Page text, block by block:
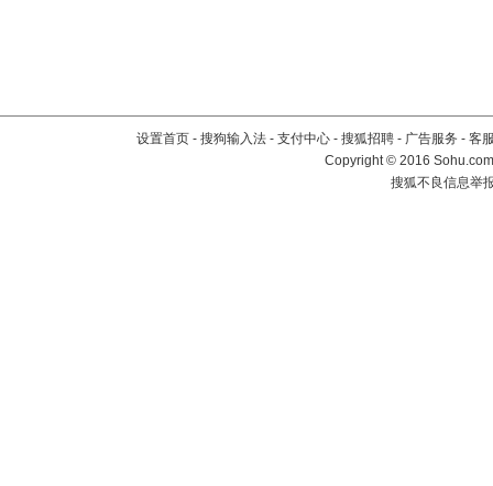
设置首页 - 搜狗输入法 - 支付中心 - 搜狐招聘 - 广告服务 - 客
Copyright©2016
搜狐不良信息举